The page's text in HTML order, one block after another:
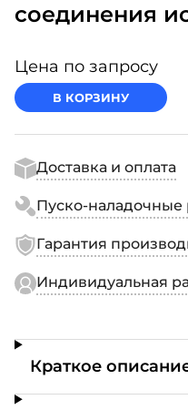
соединения
Цена по запросу
В КОРЗИНУ
Доставка и оплата
Пуско-наладочные
Гарантия
Индивидуальная
Краткое